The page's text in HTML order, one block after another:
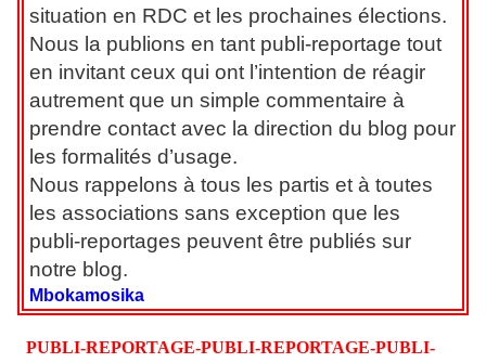
situation en RDC et les prochaines élections.
Nous la publions en tant publi-reportage tout
en invitant ceux qui ont l’intention de réagir
autrement que un simple commentaire à
prendre contact avec la direction du blog pour
les formalités d’usage.
Nous rappelons à tous les partis et à toutes
les associations sans exception que les
publi-reportages peuvent être publiés sur
notre blog.
Mbokamosika
PUBLI-REPORTAGE-PUBLI-REPORTAGE-PUBLI-